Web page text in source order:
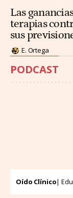
Las
terapias
sus
E. Ortega
PODCAST
Oído Clínico|